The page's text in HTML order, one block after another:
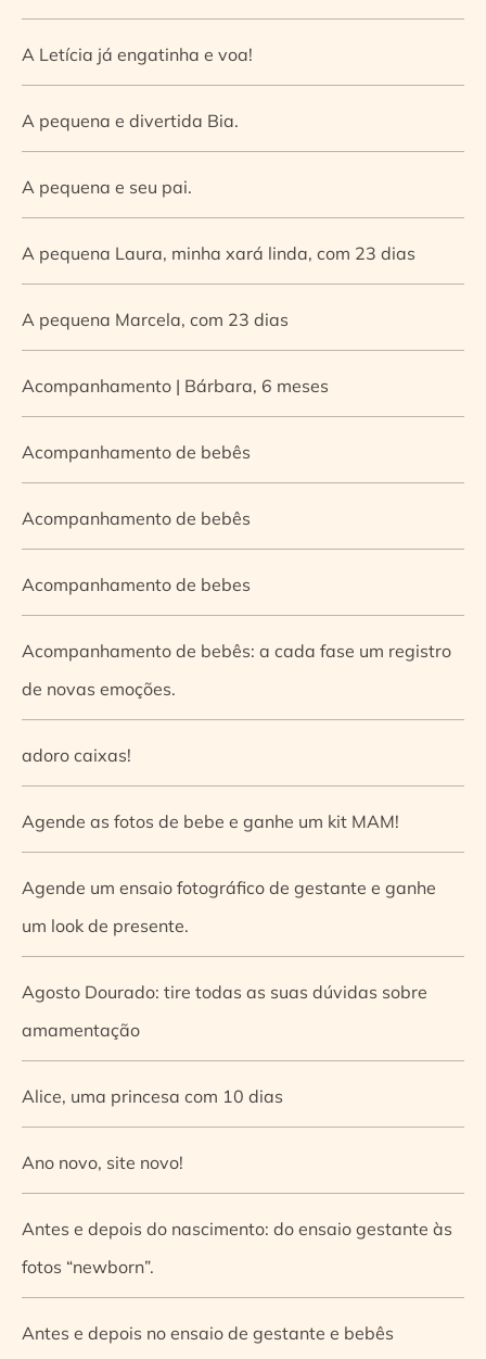
A Letícia já engatinha e voa!
A pequena e divertida Bia.
A pequena e seu pai.
A pequena Laura, minha xará linda, com 23 dias
A pequena Marcela, com 23 dias
Acompanhamento | Bárbara, 6 meses
Acompanhamento de bebês
Acompanhamento de bebês
Acompanhamento de bebes
Acompanhamento de bebês: a cada fase um registro
de novas emoções.
adoro caixas!
Agende as fotos de bebe e ganhe um kit MAM!
Agende um ensaio fotográfico de gestante e ganhe
um look de presente.
Agosto Dourado: tire todas as suas dúvidas sobre
amamentação
Alice, uma princesa com 10 dias
Ano novo, site novo!
Antes e depois do nascimento: do ensaio gestante às
fotos “newborn”.
Antes e depois no ensaio de gestante e bebês